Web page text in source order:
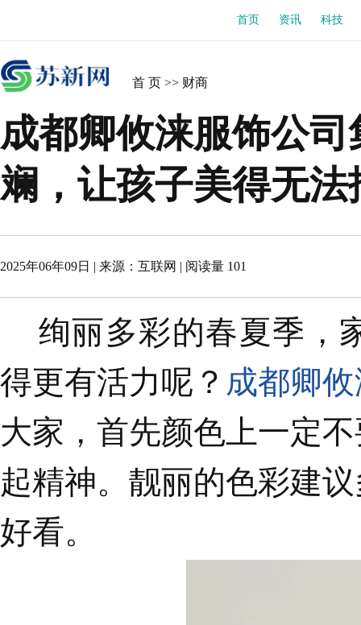
首页 资讯 科技
首 页 >> 财商
成都卿攸涞服饰公
斓，让孩子美得无法
2025年06年09日 | 来源： 互联网 | 阅读量 101
绚丽多彩的春夏季 ，
得更有活力呢？ 成都卿
大家，首先颜色上一定
起精神。靓丽的色彩建
好看。